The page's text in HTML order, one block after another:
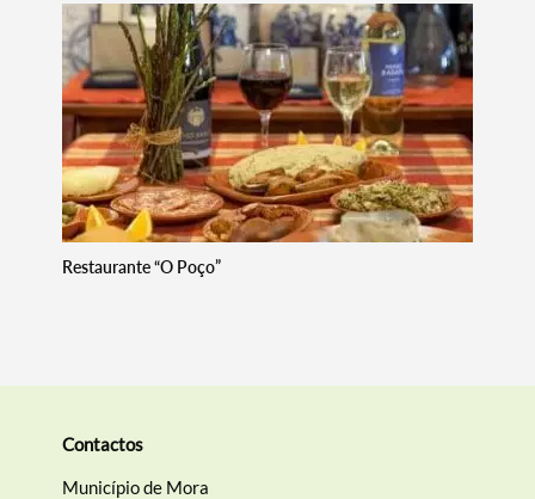
Termo de Pesquisa
Restaurante “O Poço”
Contactos
Município de Mora